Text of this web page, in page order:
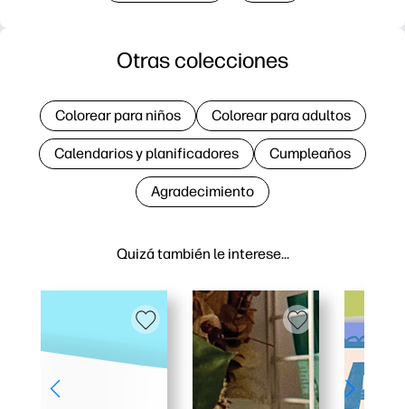
Quizá también le interese…
Otras colecciones
Colorear para niños Colorear para adultos
Calendarios y planificadores Cumpleaños
Agradecimiento